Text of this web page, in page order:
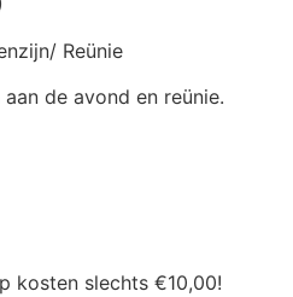
Reünie
de avond en reünie.
kosten slechts €10,00!